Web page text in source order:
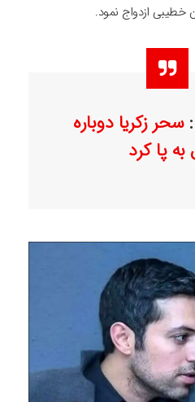
سحر زکریا دوباره
پا کرد